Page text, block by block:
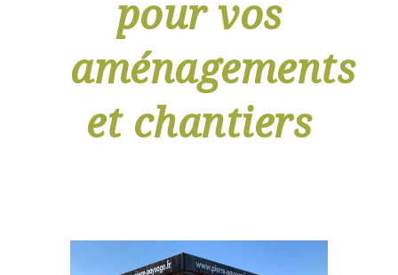
pour vos
aménagements
et chantiers